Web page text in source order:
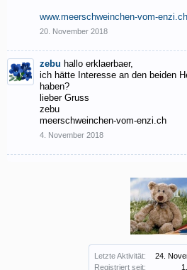
Letzte Aktivität:
24.
Registriert seit:
www.meerschweinchen-vom-enzi.ch
20. November 2018
zebu hallo erklaerbaer,
ich hätte Interesse an den beiden
haben?
lieber Gruss
zebu
meerschweinchen-vom-enzi.ch
4. November 2018